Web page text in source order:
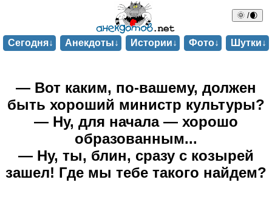
🌞 /🌒
Сегодня↓ Анекдоты↓ Истории↓ Фото↓ Шутки↓
— Вот каким, по-вашему, должен
быть хороший министр культуры?
— Ну, для начала — хорошо
образованным...
— Ну, ты, блин, сразу с козырей
зашел! Где мы тебе такого найдем?